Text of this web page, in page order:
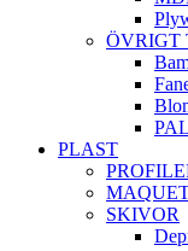
ÖVRIGT
PLAST
SKIVOR